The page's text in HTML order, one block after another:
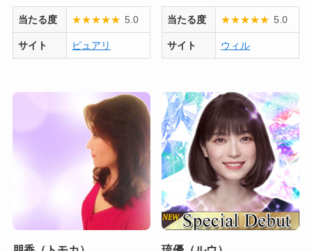
当たる度 ★★★★★ 5.0
サイト ピュアリ
当たる度 ★★★★★ 5.0
サイト ウィル